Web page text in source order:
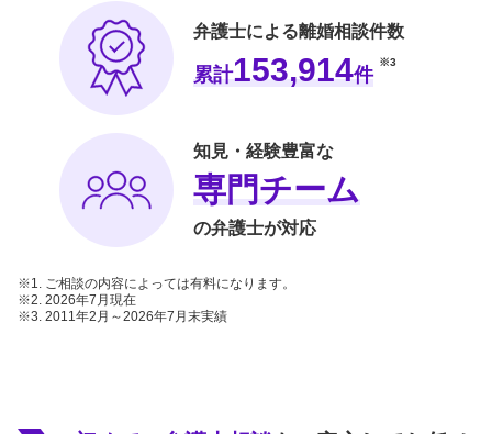
弁護士による離婚相談件数
累計153,914件
※3
知見・経験豊富な
専門チーム
の弁護士が対応
1. ご相談の内容によっては有料になります。
2. 2026年7月現在
3. 2011年2月～2026年7月末実績